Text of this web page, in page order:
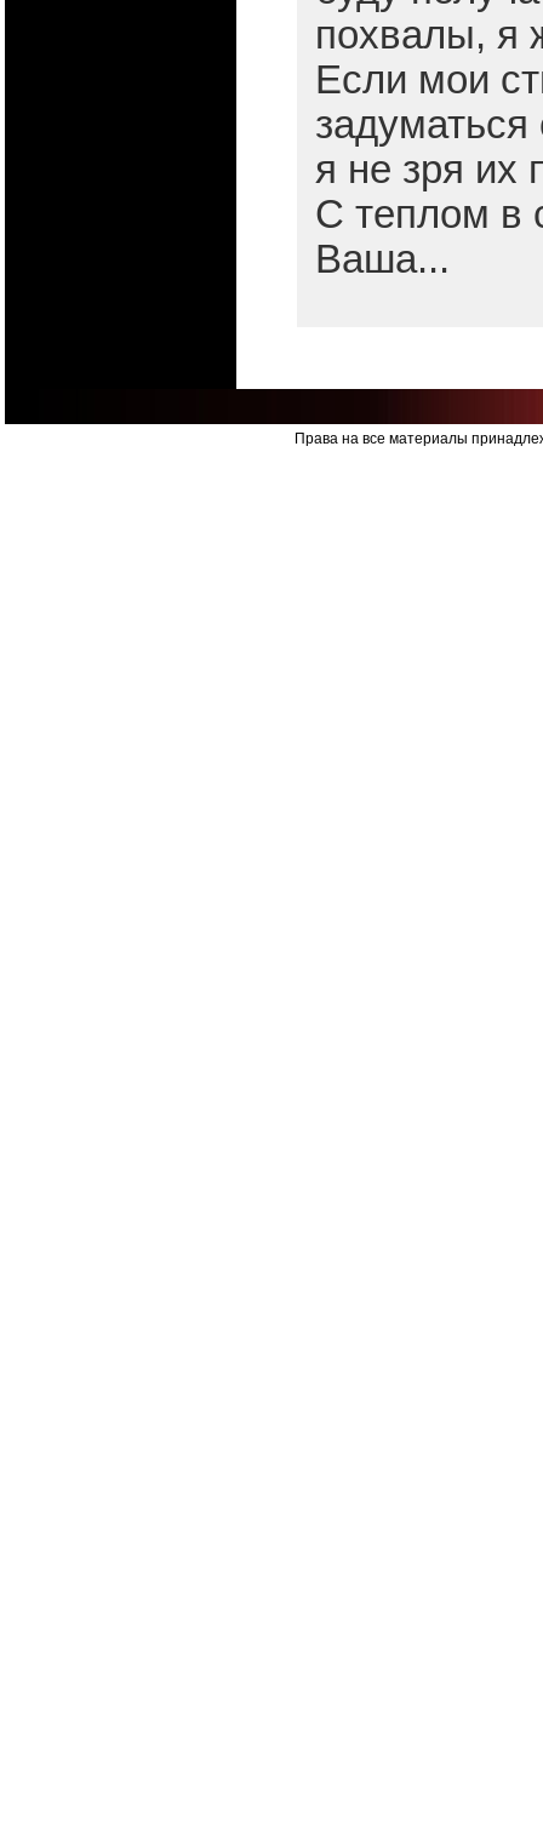
похвалы, я
Если мои
я не зря их
С теплом в
Ваша...
Права на все материалы